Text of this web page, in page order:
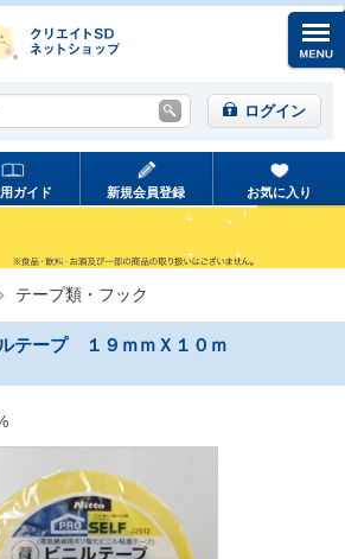
ログイン
ガイド 新規会員登録 お気に入り
テープ類・フック
テープ １９ｍｍＸ１０ｍ